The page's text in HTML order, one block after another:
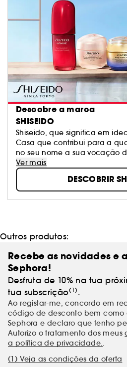
Descobre a marca
SHISEIDO
Shiseido, que significa em
Casa que contribui para a
no seu nome a sua vocação
mundo, Shiseido traduz um
ao considerar a beleza como
harmonia. Para além da
os valores de uma cultura de
respeito e de bem-estar.
Ver mais
DESCOBRIR
Outros produtos:
Recebe as novidades e
Sephora!
Desfruta de 10% na tua
tua subscrição(1) .
Ao registar-me, concordo em
código de desconto bem como
Sephora e declaro que tenho
Autorizo o tratamento dos meus
a política de privacidade..
(1) Veja as condições da oferta